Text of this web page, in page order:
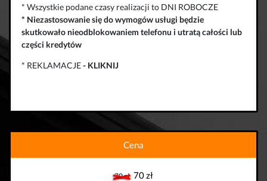
* Wszystkie podane czasy realizacji to DNI ROBOCZE
* Niezastosowanie się do wymogów usługi będzie
skutkowało nieodblokowaniem telefonu i utratą całości lub
części kredytów
* REKLAMACJE- KLIKNIJ
Cena
70 zł70 zł